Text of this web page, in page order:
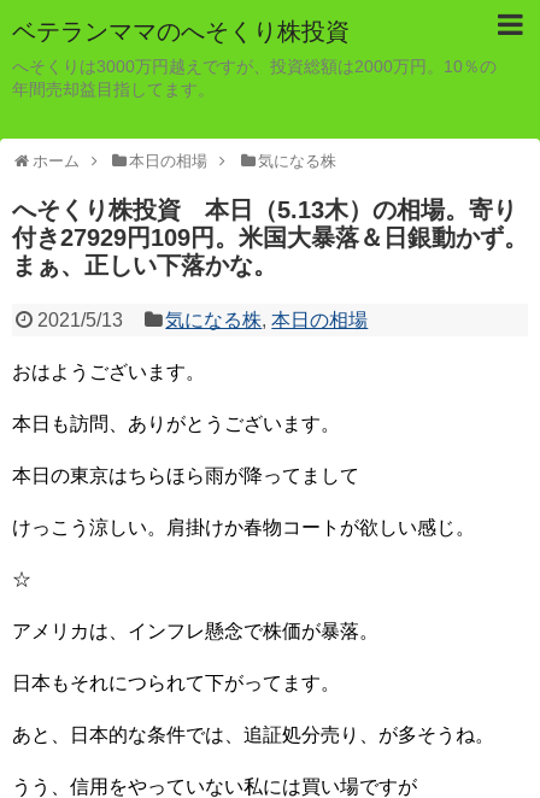
ベテランママのへそくり株投資
へそくりは3000万円越えですが、投資総額は2000万円。10％の
年間売却益目指してます。
ホーム 本日の相場 気になる株
へそくり株投資 本日（5.13木）の相場。寄り
付き27929円109円。米国大暴落＆日銀動かず。
まぁ、正しい下落かな。
2021/5/13 気になる株,本日の相場
おはようございます。
本日も訪問、ありがとうございます。
本日の東京はちらほら雨が降ってまして
けっこう涼しい。肩掛けか春物コートが欲しい感じ。
☆
アメリカは、インフレ懸念で株価が暴落。
日本もそれにつられて下がってます。
あと、日本的な条件では、追証処分売り、が多そうね。
うう、信用をやっていない私には買い場ですが